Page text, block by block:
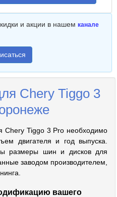
и акции в нашем канале
Chery Tiggo 3
Chery Tiggo 3 Pro необходимо
двигателя и год выпуска.
размеры шин и дисков для
заводом производителем,
вашего